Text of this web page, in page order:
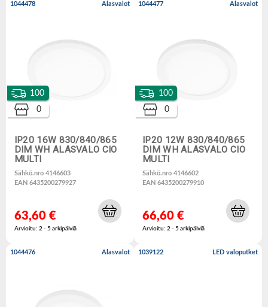
1044478 Alasvalot
IP20 16W 830/840/865
DIM WH ALASVALO CIO
MULTI
Sähkö.nro 4146603
EAN 6435200279927
100
0
63,60 €
Arvioitu: 2 - 5 arkipäiviä
1044477 Alasvalot
IP20 12W 830/840/865
DIM WH ALASVALO CIO
MULTI
Sähkö.nro 4146602
EAN 6435200279910
100
0
66,60 €
Arvioitu: 2 - 5 arkipäiviä
1044476 Alasvalot 1039122 LED valoputket